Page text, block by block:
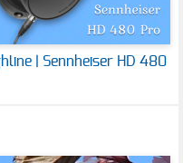
| Sennheiser HD 480